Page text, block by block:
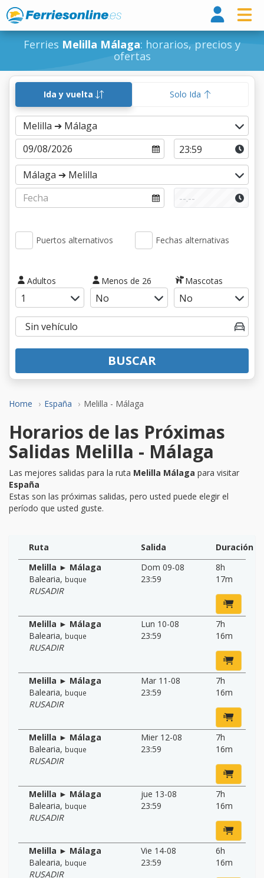
Ferries Melilla Málaga: horarios, precios y
ofertas
Home España Melilla - Málaga
Ida y vuelta Solo Ida
Puertos alternativos Fechas alternativas
Adultos Menos de 26 Mascotas
BUSCAR
Horarios de las Próximas
Salidas Melilla - Málaga
Las mejores salidas para la ruta Melilla Málaga para visitar
España
Estas son las próximas salidas, pero usted puede elegir el
período que usted guste.
Ruta Salida
Duración
Melilla ► Málaga
Balearia, buque
RUSADIR
Dom 09-08
23:59
8h
17m
Melilla ► Málaga
Balearia, buque
RUSADIR
Lun 10-08
23:59
7h
16m
Melilla ► Málaga
Balearia, buque
RUSADIR
Mar 11-08
23:59
7h
16m
Melilla ► Málaga
Balearia, buque
RUSADIR
Mier 12-08
23:59
7h
16m
Melilla ► Málaga
Balearia, buque
RUSADIR
jue 13-08
23:59
7h
16m
Melilla ► Málaga
Balearia, buque
RUSADIR
Vie 14-08
23:59
6h
16m